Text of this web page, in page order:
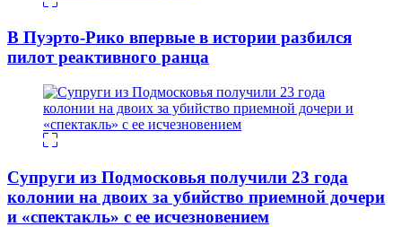
В Пуэрто-Рико впервые в истории разбился
пилот реактивного ранца
Супруги из Подмосковья получили 23 года
колонии на двоих за убийство приемной дочери
и «спектакль» с ее исчезновением